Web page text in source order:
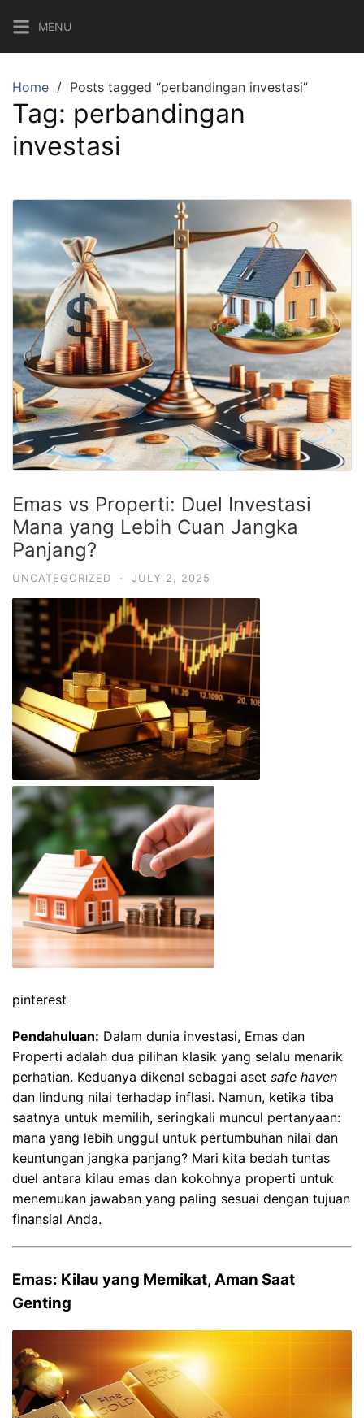
content
MENU
Home Posts tagged “perbandingan investasi”
Tag: perbandingan
investasi
Emas vs Properti: Duel Investasi
Mana yang Lebih Cuan Jangka
Panjang?
UNCATEGORIZED · JULY 2, 2025
pinterest
Pendahuluan: Dalam dunia investasi, Emas dan
Properti adalah dua pilihan klasik yang selalu menarik
perhatian. Keduanya dikenal sebagai aset safe haven
dan lindung nilai terhadap inflasi. Namun, ketika tiba
saatnya untuk memilih, seringkali muncul pertanyaan:
mana yang lebih unggul untuk pertumbuhan nilai dan
keuntungan jangka panjang? Mari kita bedah tuntas
duel antara kilau emas dan kokohnya properti untuk
menemukan jawaban yang paling sesuai dengan tujuan
finansial Anda.
Emas: Kilau yang Memikat, Aman Saat
Genting